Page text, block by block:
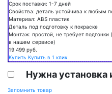
Срок поставки: 1-7 дней
Свойства: деталь устойчива к любым
Материал: ABS пластик
Деталь под подготовку к покраске
Монтаж: простой, не требует
в нашем сервисе)
19 499 руб.
Купить Купить в 1 клик
Нужна установка
Запомнить товар